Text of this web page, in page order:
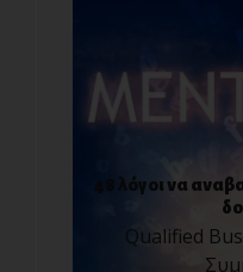
48 λόγοι να
Qualified